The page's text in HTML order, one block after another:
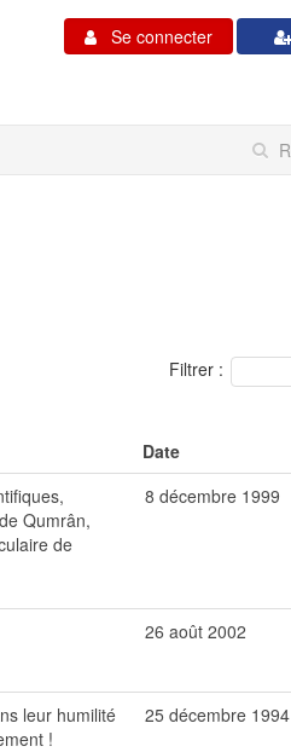
Se connecter
Filtrer :
Date
Qumrân,
de
8 décembre 1999
26 août 2002
leur humilité
!
25 décembre 1994